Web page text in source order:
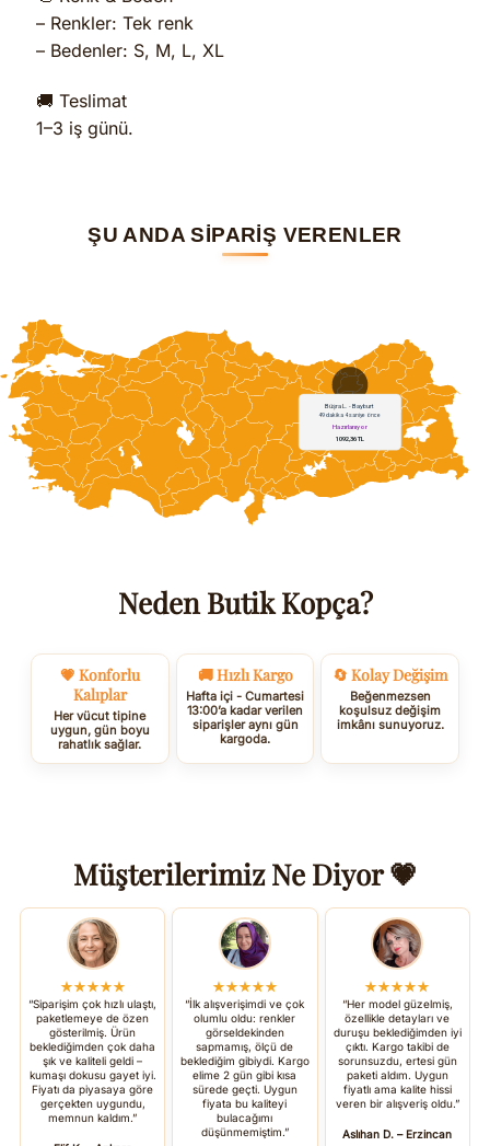
– Renkler: Tek renk
– Bedenler: S, M, L, XL
🚚 Teslimat
1–3 iş günü.
ŞU ANDA SİPARİŞ VERENLER
Neden Butik Kopça?
💗 Konforlu
Kalıplar
Her vücut tipine
uygun, gün boyu
rahatlık sağlar.
🚚 Hızlı Kargo
Hafta içi - Cumartesi
13:00’a kadar verilen
siparişler aynı gün
kargoda.
🔄 Kolay Değişim
Beğenmezsen
koşulsuz değişim
imkânı sunuyoruz.
Müşterilerimiz Ne Diyor 💗
★★★★★
“Siparişim çok hızlı ulaştı,
paketlemeye de özen
gösterilmiş. Ürün
beklediğimden çok daha
şık ve kaliteli geldi –
kumaşı dokusu gayet iyi.
Fiyatı da piyasaya göre
gerçekten uygundu,
memnun kaldım.”
★★★★★
“İlk alışverişimdi ve çok
olumlu oldu: renkler
görseldekinden
sapmamış, ölçü de
beklediğim gibiydi. Kargo
elime 2 gün gibi kısa
sürede geçti. Uygun
fiyata bu kaliteyi
bulacağımı
düşünmemiştim.”
★★★★★
“Her model güzelmiş,
özellikle detayları ve
duruşu beklediğimden iyi
çıktı. Kargo takibi de
sorunsuzdu, ertesi gün
paketi aldım. Uygun
fiyatlı ama kalite hissi
veren bir alışveriş oldu.”
Aslıhan D. – Erzincan